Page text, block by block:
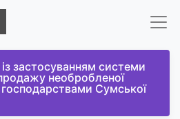
застосуванням системи
необробленої
Сумської